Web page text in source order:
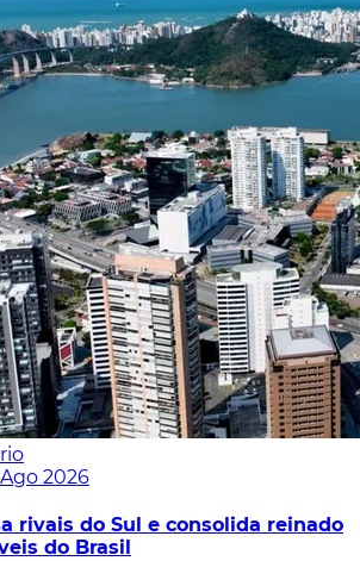
2026
rivais do Sul e consolida reinado
do Brasil